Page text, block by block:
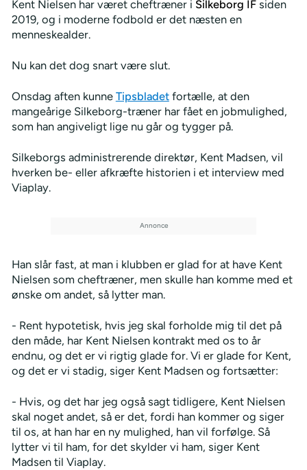
Kent Nielsen har været cheftræner i Silkeborg IFsiden
2019, og i moderne fodbold er det næsten en
menneskealder.
Nu kan det dog snart være slut.
Onsdag aften kunne Tipsbladetfortælle, at den
mangeårige Silkeborg-træner har fået en jobmulighed,
som han angiveligt lige nu går og tygger på.
Silkeborgs administrerende direktør, Kent Madsen, vil
hverken be- eller afkræfte historien i et interview med
Viaplay.
Han slår fast, at man i klubben er glad for at have Kent
Nielsen som cheftræner, men skulle han komme med et
ønske om andet, så lytter man.
- Rent hypotetisk, hvis jeg skal forholde mig til det på
den måde, har Kent Nielsen kontrakt med os to år
endnu, og det er vi rigtig glade for. Vi er glade for Kent,
og det er vi stadig, siger Kent Madsen og fortsætter:
- Hvis, og det har jeg også sagt tidligere, Kent Nielsen
skal noget andet, så er det, fordi han kommer og siger
til os, at han har en ny mulighed, han vil forfølge. Så
lytter vi til ham, for det skylder vi ham, siger Kent
Madsen til Viaplay.